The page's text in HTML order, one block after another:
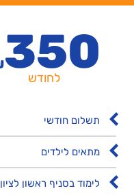
350
לחודש
תשלום חודשי
מתאים לילדים
לימוד בסניף ראשון לציון